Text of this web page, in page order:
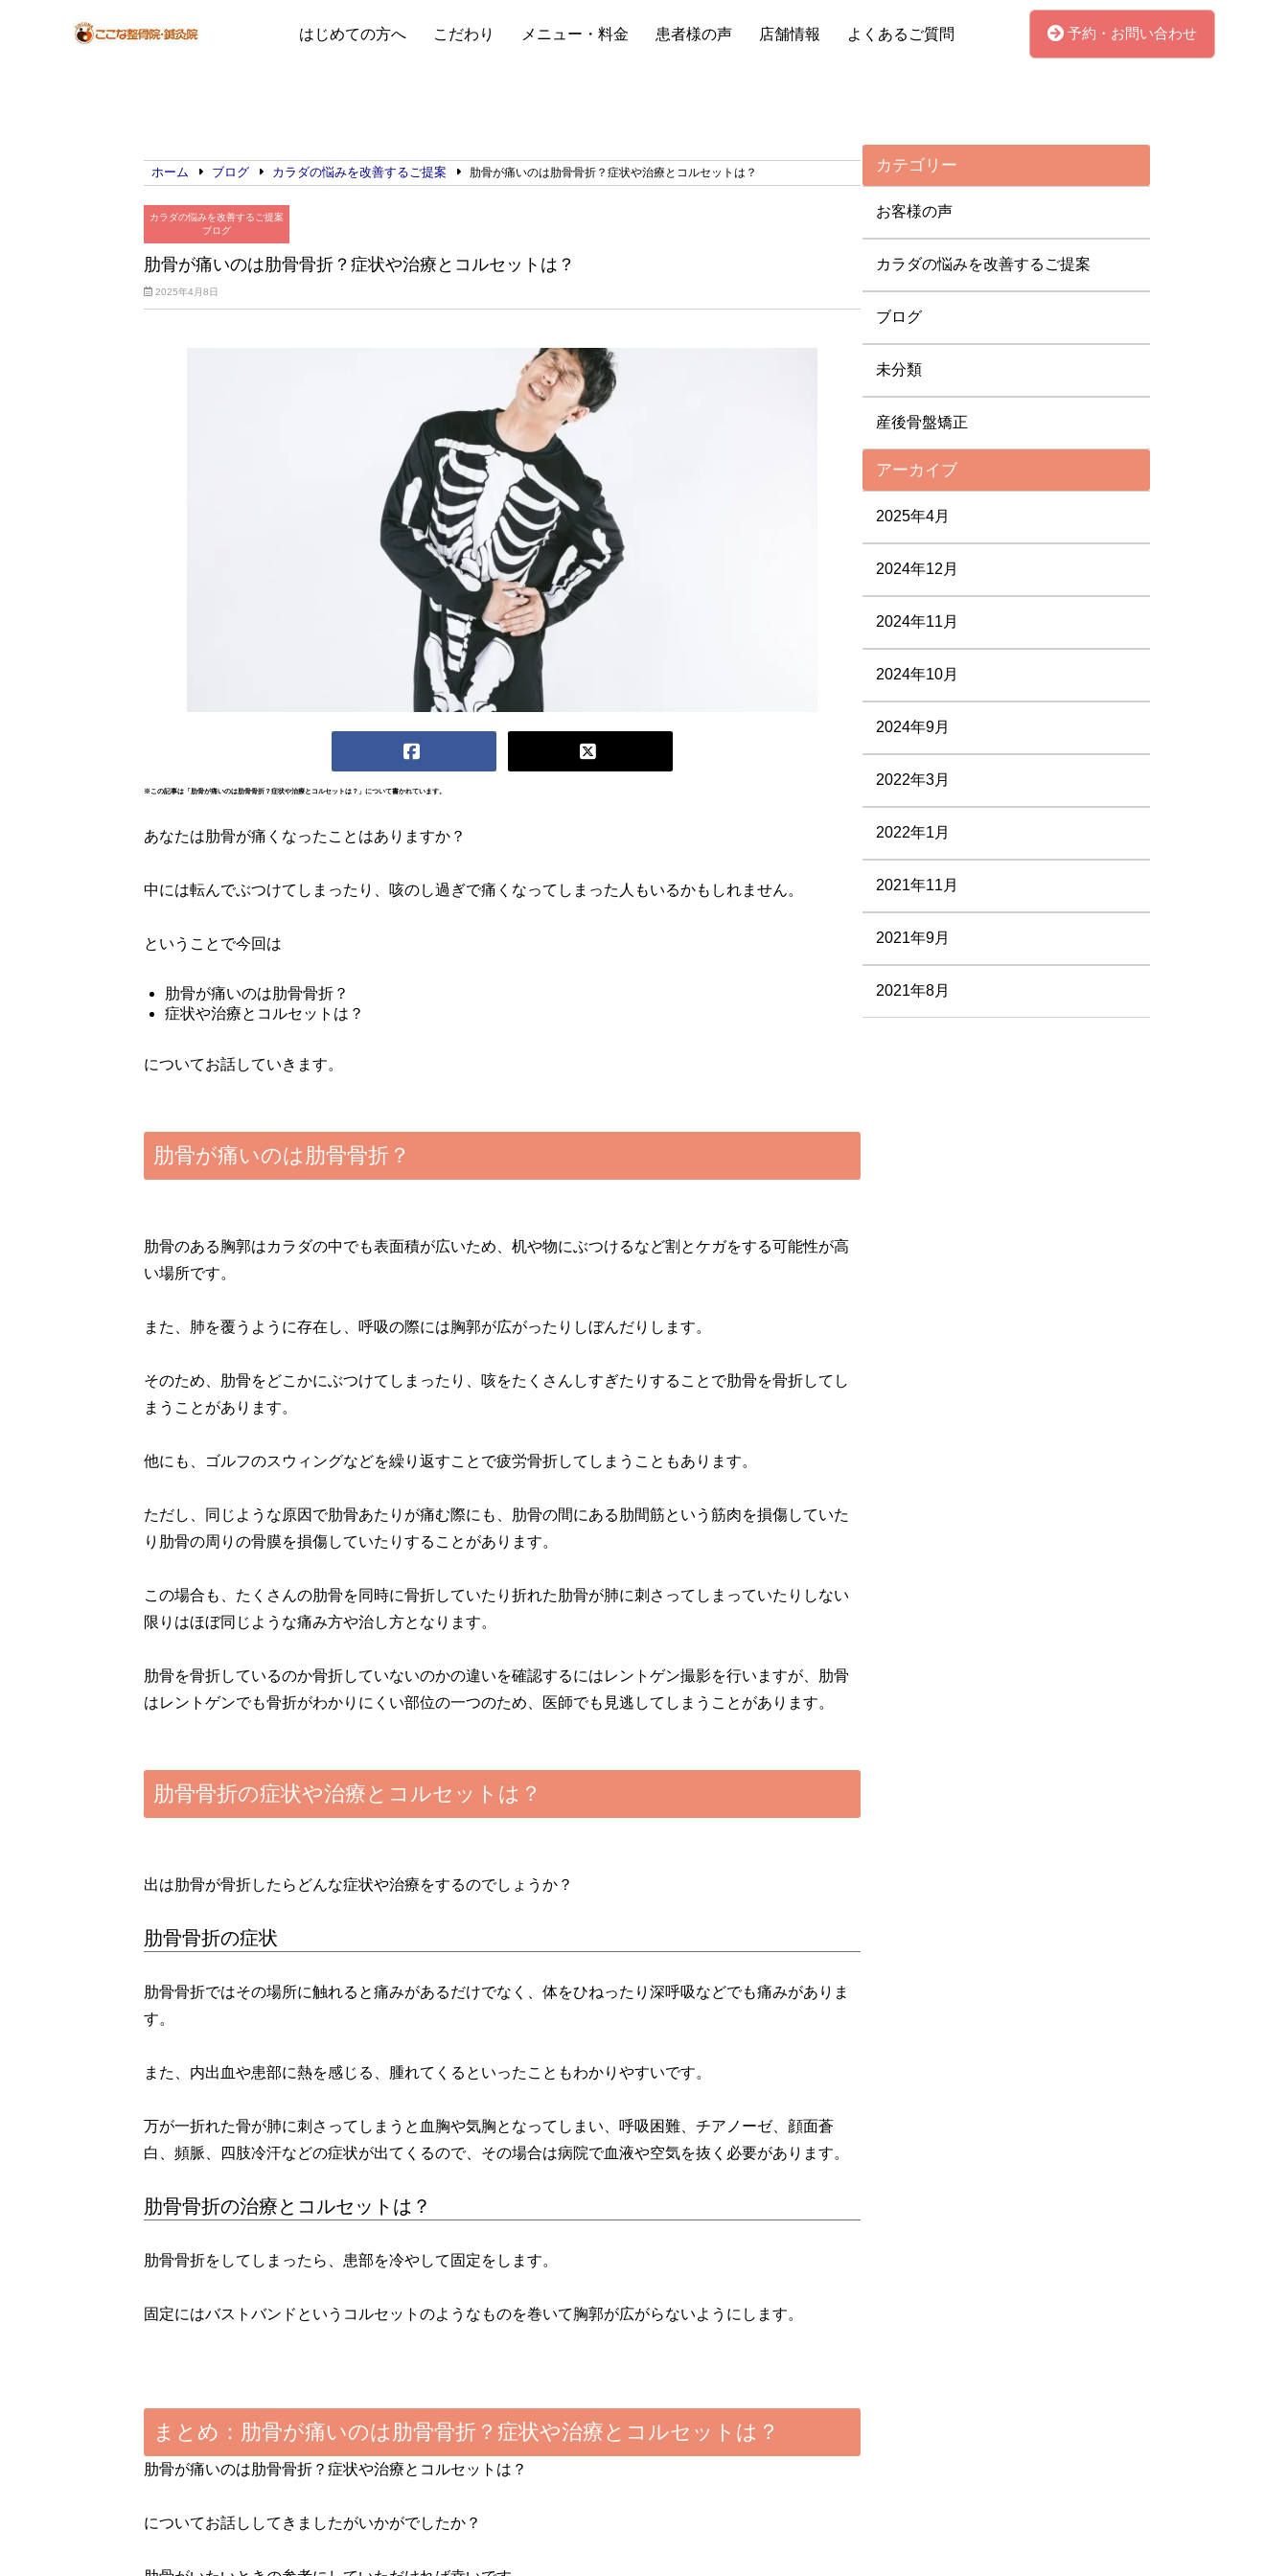
はじめての方へ こだわり メニュー・料金 患者様の声 店舗情報 よくあるご質問 予約・お問い合わせ
ホーム ブログ カラダの悩みを改善するご提案 肋骨が痛いのは肋骨骨折？症状や治療とコルセットは？
カラダの悩みを改善するご提案
ブログ
肋骨が痛いのは肋骨骨折？症状や治療とコルセットは？
2025年4月8日
※この記事は「肋骨が痛いのは肋骨骨折？症状や治療とコルセットは？」について書かれています。
あなたは肋骨が痛くなったことはありますか？
中には転んでぶつけてしまったり、咳のし過ぎで痛くなってしまった人もいるかもしれません。
ということで今回は
肋骨が痛いのは肋骨骨折？
症状や治療とコルセットは？
についてお話していきます。
肋骨が痛いのは肋骨骨折？
肋骨のある胸郭はカラダの中でも表面積が広いため、机や物にぶつけるなど割とケガをする可能性が高
い場所です。
また、肺を覆うように存在し、呼吸の際には胸郭が広がったりしぼんだりします。
そのため、肋骨をどこかにぶつけてしまったり、咳をたくさんしすぎたりすることで肋骨を骨折してし
まうことがあります。
他にも、ゴルフのスウィングなどを繰り返すことで疲労骨折してしまうこともあります。
ただし、同じような原因で肋骨あたりが痛む際にも、肋骨の間にある肋間筋という筋肉を損傷していた
り肋骨の周りの骨膜を損傷していたりすることがあります。
この場合も、たくさんの肋骨を同時に骨折していたり折れた肋骨が肺に刺さってしまっていたりしない
限りはほぼ同じような痛み方や治し方となります。
肋骨を骨折しているのか骨折していないのかの違いを確認するにはレントゲン撮影を行いますが、肋骨
はレントゲンでも骨折がわかりにくい部位の一つのため、医師でも見逃してしまうことがあります。
肋骨骨折の症状や治療とコルセットは？
出は肋骨が骨折したらどんな症状や治療をするのでしょうか？
肋骨骨折の症状
肋骨骨折ではその場所に触れると痛みがあるだけでなく、体をひねったり深呼吸などでも痛みがありま
す。
また、内出血や患部に熱を感じる、腫れてくるといったこともわかりやすいです。
万が一折れた骨が肺に刺さってしまうと血胸や気胸となってしまい、呼吸困難、チアノーゼ、顔面蒼
白、頻脈、四肢冷汗などの症状が出てくるので、その場合は病院で血液や空気を抜く必要があります。
肋骨骨折の治療とコルセットは？
肋骨骨折をしてしまったら、患部を冷やして固定をします。
固定にはバストバンドというコルセットのようなものを巻いて胸郭が広がらないようにします。
まとめ：肋骨が痛いのは肋骨骨折？症状や治療とコルセットは？
肋骨が痛いのは肋骨骨折？症状や治療とコルセットは？
についてお話ししてきましたがいかがでしたか？
カテゴリー
お客様の声
カラダの悩みを改善するご提案
ブログ
未分類
産後骨盤矯正
アーカイブ
2025年4月
2024年12月
2024年11月
2024年10月
2024年9月
2022年3月
2022年1月
2021年11月
2021年9月
2021年8月